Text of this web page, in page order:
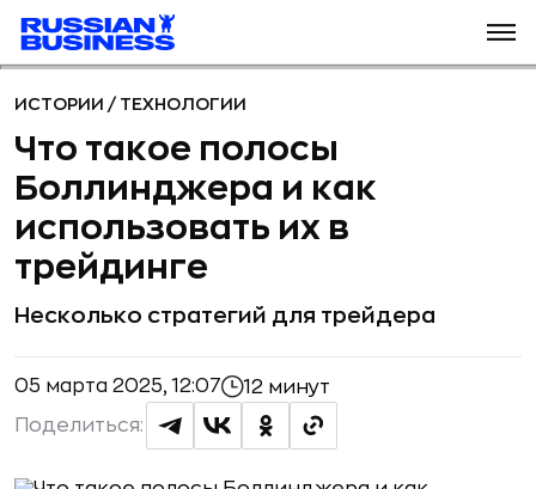
ИСТОРИИ / ТЕХНОЛОГИИ
Что такое полосы
Боллинджера и как
использовать их в
трейдинге
Несколько стратегий для трейдера
05 марта 2025, 12:07 12 минут
Поделиться: